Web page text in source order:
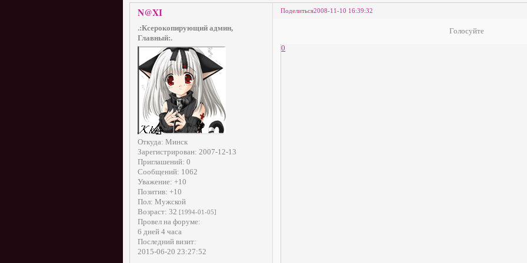
Поделиться2008-11-10 16:39:32
N@XI
.:Ксерокопирующий админ,
Главный:.
Откуда: Минск
Зарегистрирован: 2007-12-13
Приглашений: 0
Сообщений: 1062
Уважение: +10
Позитив: +10
Пол: Мужской
Возраст: 32 [1994-01-05]
Провел на форуме:
6 дней 4 часа
Последний визит:
2015-06-20 23:27:52
Голосуйте
0